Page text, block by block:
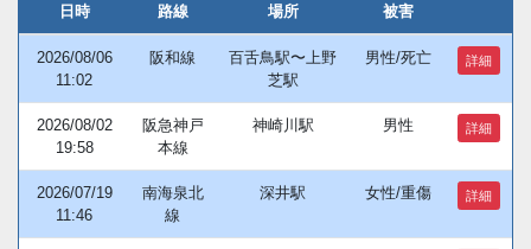
日時 路線 場所 被害
2026/08/06
11:02
阪和線
百舌鳥駅〜上野
芝駅
男性/死亡 詳細
2026/08/02
19:58
阪急神戸
本線
神崎川駅 男性 詳細
2026/07/19
11:46
南海泉北
線
深井駅 女性/重傷 詳細